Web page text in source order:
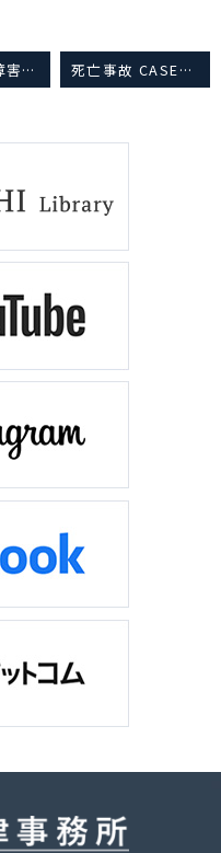
高次脳機能障害（解決事例） 死亡事故 CASES11